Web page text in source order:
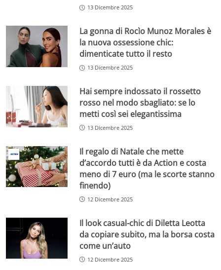
13 Dicembre 2025
La gonna di Rocìo Munoz Morales è
la nuova ossessione chic:
dimenticate tutto il resto
13 Dicembre 2025
Hai sempre indossato il rossetto
rosso nel modo sbagliato: se lo
metti così sei elegantissima
13 Dicembre 2025
Il regalo di Natale che mette
d’accordo tutti è da Action e costa
meno di 7 euro (ma le scorte stanno
finendo)
12 Dicembre 2025
Il look casual-chic di Diletta Leotta
da copiare subito, ma la borsa costa
come un’auto
12 Dicembre 2025